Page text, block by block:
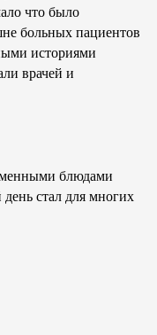
что было
больных пациентов
историями
врачей и
блюдами
стал для многих